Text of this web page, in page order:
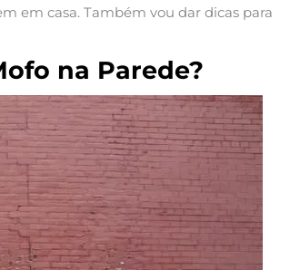
em casa. Também vou dar dicas para
na Parede?